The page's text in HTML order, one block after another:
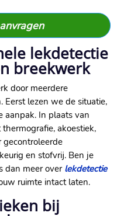
lekdetectie
breekwerk
door meerdere
Eerst lezen we de situatie,
aanpak. In plaats van
akoestiek,
gecontroleerde
en stofvrij. Ben je
dan meer over lekdetectie
ruimte intact laten.
bij